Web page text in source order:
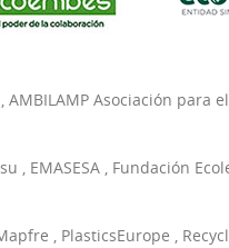
AMBILAMP Asociación para
EMASESA Fundación
PlasticsEurope